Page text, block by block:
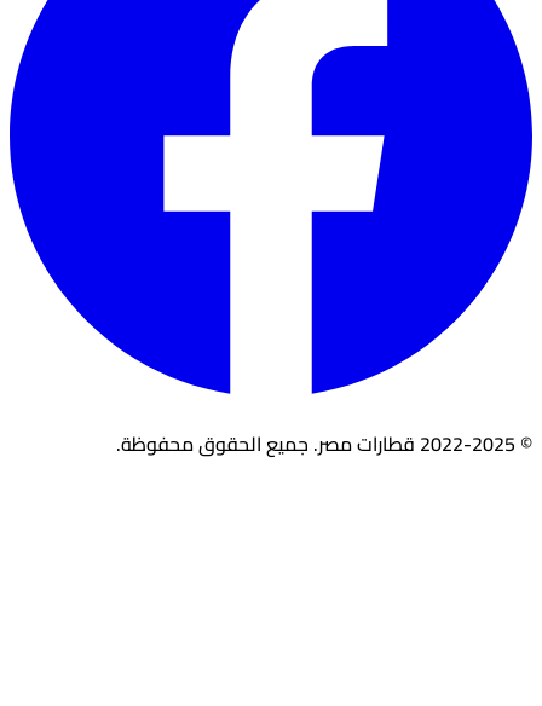
© 2022-2025 قطارات مصر. جميع الحقوق محفوظة.